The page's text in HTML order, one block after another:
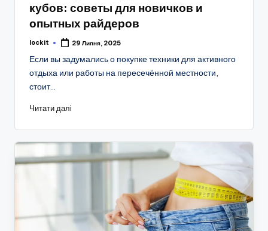
кубов: советы для новичков и
опытных райдеров
Опубліковано
lockit 29 Липня, 2025
Если вы задумались о покупке техники для активного
отдыха или работы на пересечённой местности,
стоит…
Читати далі